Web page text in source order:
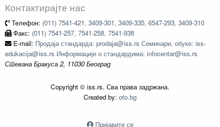
Контактирајте нас
Телефон: (011) 7541-421, 3409-301, 3409-335, 6547-293, 3409-310
Факс: (011) 7541-257, 7541-258, 7541-938
E-mail: Продаја стандарда: prodaja@iss.rs Семинари, обуке: iss-
edukacija@iss.rs Информације о стандардима: infocentar@iss.rs
Стевана Бракуса 2, 11030 Београд
Copyright © iss.rs. Сва права задржана.
Created by: oto.bg
Пријавите се